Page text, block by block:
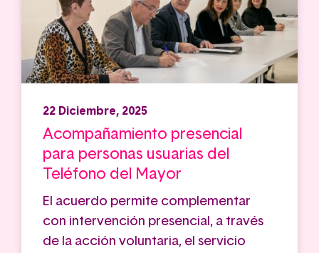
22 Diciembre, 2025
Acompañamiento presencial
para personas usuarias del
Teléfono del Mayor
El acuerdo permite complementar
con intervención presencial, a través
de la acción voluntaria, el servicio